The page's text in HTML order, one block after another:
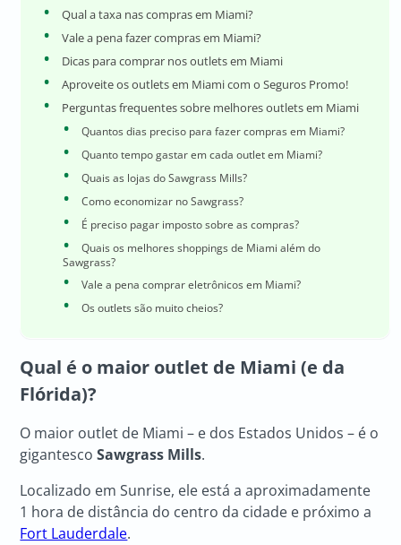
Qual a taxa nas compras em Miami?
Vale a pena fazer compras em Miami?
Dicas para comprar nos outlets em Miami
Aproveite os outlets em Miami com o Seguros Promo!
Perguntas frequentes sobre melhores outlets em Miami
Quantos dias preciso para fazer compras em Miami?
Quanto tempo gastar em cada outlet em Miami?
Quais as lojas do Sawgrass Mills?
Como economizar no Sawgrass?
É preciso pagar imposto sobre as compras?
Quais os melhores shoppings de Miami além do
Sawgrass?
Vale a pena comprar eletrônicos em Miami?
Os outlets são muito cheios?
Qual é o maior outlet de Miami (e da
Flórida)?
O maior outlet de Miami – e dos Estados Unidos – é o
gigantescoSawgrass Mills.
Localizado em Sunrise, ele está a aproximadamente
1 hora de distância do centro da cidade e próximo a
Fort Lauderdale.